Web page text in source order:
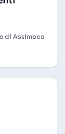
di Assimoco